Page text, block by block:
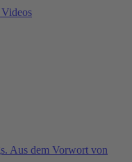
Aus dem Vorwort von